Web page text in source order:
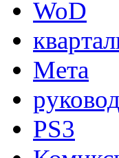
WoD
Мета
PS3